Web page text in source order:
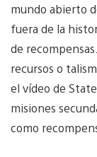
mundo abierto
fuera de la
de
recursos o
el vídeo de
misiones
como